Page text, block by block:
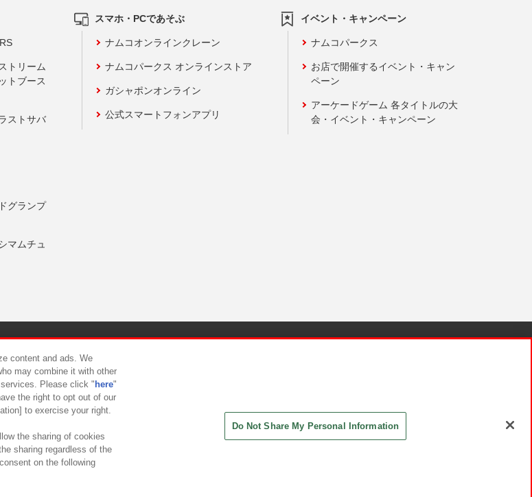
トリーム
トブース
ストサバ
グランプ
マムチュ
スマホ・PCであそぶ
ナムコオンラインクレーン
ナムコパークス オンラインストア
ガシャポンオンライン
公式スマートフォンアプリ
イベント・キャンペーン
ナムコパークス
お店で開催するイベント・キャン
ペーン
アーケードゲーム 各タイトルの大
会・イベント・キャンペーン
マーハラスメント対応方針
content and ads. We
may combine it with other
Please click " here"
the right to opt out of our
to exercise your right.
the sharing of cookies
sharing regardless of the
on the following
Do Not Share My Personal Information